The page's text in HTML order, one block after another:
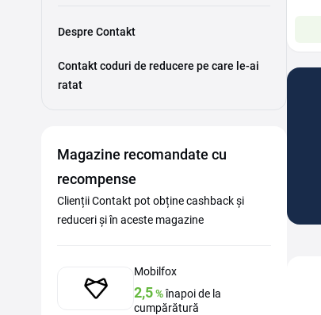
Despre Contakt
Contakt coduri de reducere pe care le-ai
ratat
Magazine recomandate cu
recompense
Clienții Contakt pot obține cashback și
reduceri și în aceste magazine
Mobilfox
2,5%înapoi de la
cumpărătură